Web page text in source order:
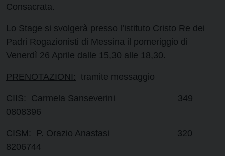
Consacrata.
Lo Stage si svolgerà presso l’istituto Cristo Re dei
Padri Rogazionisti di Messina il pomeriggio di
Venerdì 26 Aprile dalle 15,30 alle 18,30.
PRENOTAZIONI: tramite messaggio
CIIS: Carmela Sanseverini 349
0808396
CISM: P. Orazio Anastasi 320
8206744